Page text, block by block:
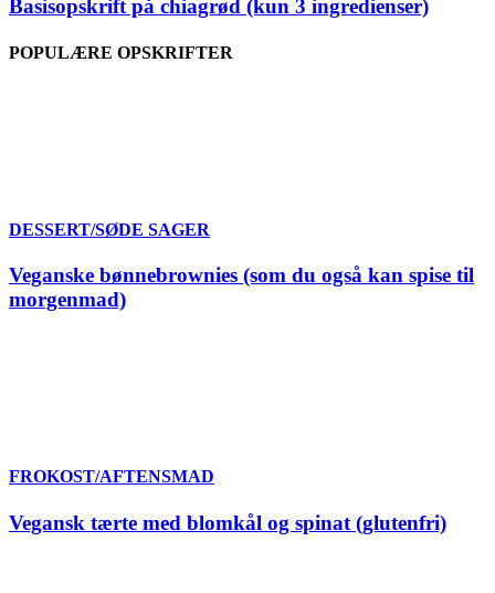
Basisopskrift på chiagrød (kun 3 ingredienser)
POPULÆRE OPSKRIFTER
DESSERT/SØDE SAGER
Veganske bønnebrownies (som du også kan spise til
morgenmad)
FROKOST/AFTENSMAD
Vegansk tærte med blomkål og spinat (glutenfri)